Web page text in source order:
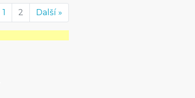
1 2 Další »